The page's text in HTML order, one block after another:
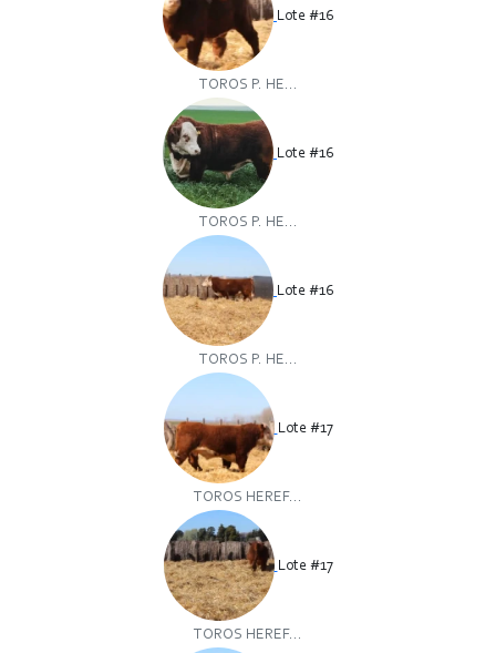
Lote #16
TOROS P. HE...
Lote #16
TOROS P. HE...
Lote #16
TOROS P. HE...
Lote #17
TOROS HEREF...
Lote #17
TOROS HEREF...